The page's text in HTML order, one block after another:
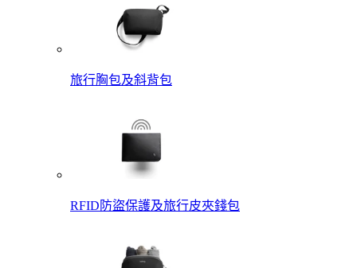
旅行胸包及斜背包
RFID防盜保護及旅行皮夾錢包